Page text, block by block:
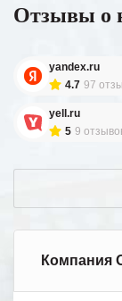
Отзывы о
yandex.ru
4.7 97
yell.ru
5 9
Компания